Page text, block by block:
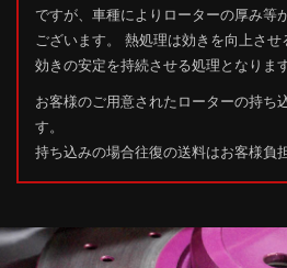
ですが、車種によりローターの厚み等
ございます。 熱処理は効きを向上させ
効きの安定を持続させる処理となります
お客様のご用意されたローターの持ち
す。
持ち込みの場合往復の送料はお客様負